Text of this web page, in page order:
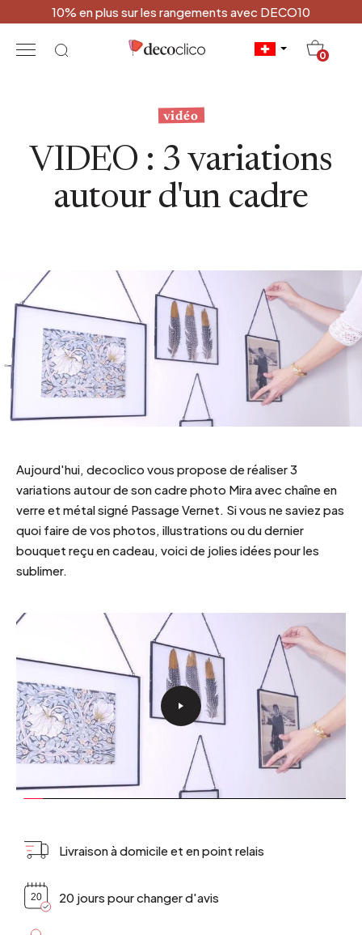
10% en plus sur les rangements avec DECO10
0
vidéo
VIDEO : 3 variations
autour d'un cadre
Aujourd'hui, decoclico vous propose de réaliser 3
variations autour de son cadre photo Mira avec chaîne en
verre et métal signé Passage Vernet. Si vous ne saviez pas
quoi faire de vos photos, illustrations ou du dernier
bouquet reçu en cadeau, voici de jolies idées pour les
sublimer.
Livraison à domicile et en point relais
20 jours pour changer d'avis